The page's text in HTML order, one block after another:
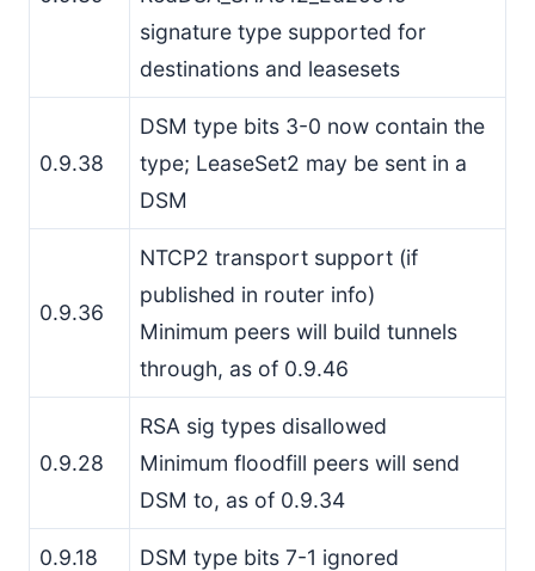
signature type supported for
destinations and leasesets
0.9.38
DSM type bits 3-0 now contain the
type; LeaseSet2 may be sent in a
DSM
0.9.36
NTCP2 transport support (if
published in router info)
Minimum peers will build tunnels
through, as of 0.9.46
0.9.28
RSA sig types disallowed
Minimum floodfill peers will send
DSM to, as of 0.9.34
0.9.18 DSM type bits 7-1 ignored